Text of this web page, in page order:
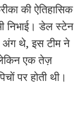
की ऐतिहासिक
निभाई। डेल स्टेन
अंग थे, इस टीम ने
एक तेज़
पर होती थी।